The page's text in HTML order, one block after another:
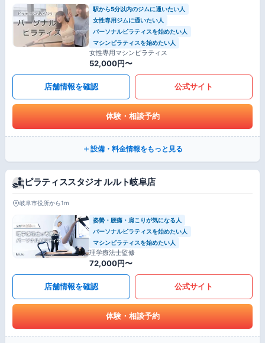
駅から5分以内のジムに通いたい人
女性専用ジムに通いたい人
パーソナルピラティスを始めたい人
マシンピラティスを始めたい人
女性専用マシンピラティス
52,000円〜
店舗情報を確認 公式サイト
体験・相談予約
設備・料金情報をもっと見る
ピラティススタジオ ルルト岐阜店
岐阜市役所から1m
姿勢・腰痛・肩こりが気になる人
パーソナルピラティスを始めたい人
マシンピラティスを始めたい人
理学療法士監修
72,000円〜
店舗情報を確認 公式サイト
体験・相談予約